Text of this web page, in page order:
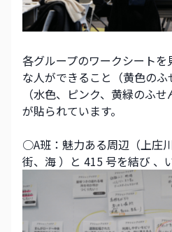
各グループのワークシート
な人ができること（黄色の
（水色、ピンク、黄緑のふ
が貼られています。
○A班：魅力ある周辺（上庄
街、海 ）と 415 号を結び 、